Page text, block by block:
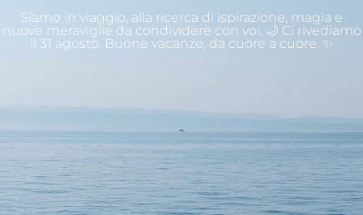
Siamo in viaggio, alla ricerca di ispirazione, magia e
nuove meraviglie da condividere con voi. 🌙 Ci rivediamo
il 31 agosto. Buone vacanze, da cuore a cuore. ✨